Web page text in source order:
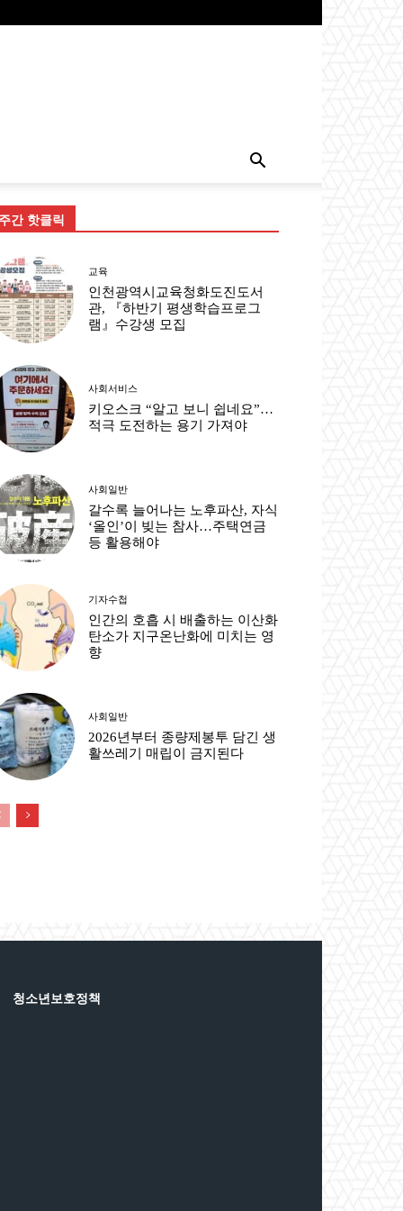
간 핫클릭
교육
인천광역시교육청화도진도서
관, 『하반기 평생학습프로그
램』수강생 모집
사회서비스
키오스크 “알고 보니 쉽네요”…
적극 도전하는 용기 가져야
사회일반
갈수록 늘어나는 노후파산, 자식
‘올인’이 빚는 참사…주택연금
등 활용해야
기자수첩
인간의 호흡 시 배출하는 이산화
탄소가 지구온난화에 미치는 영
향
사회일반
2026년부터 종량제봉투 담긴 생
활쓰레기 매립이 금지된다
청소년보호정책